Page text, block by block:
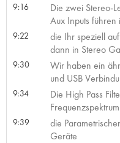
9:16
Die zwei Stereo-
Aux Inputs führen
9:22
die Ihr speziell
dann in Stereo
9:30
Wir haben ein
und USB
9:34
Die High Pass
9:39
die
Geräte